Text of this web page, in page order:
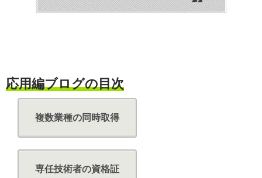
応用編ブログの目次
複数業種の同時取得
専任技術者の資格証